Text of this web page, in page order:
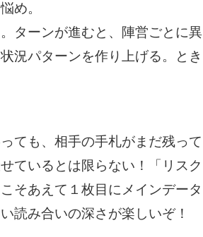
め。
ターンが進むと、陣営ごとに異
況パターンを作り上げる。とき
ても、相手の手札がまだ残って
ているとは限らない！「リスク
そあえて１枚目にメインデータ
読み合いの深さが楽しいぞ！